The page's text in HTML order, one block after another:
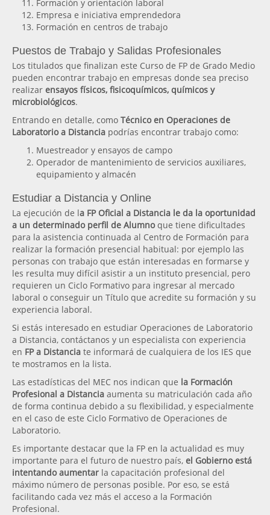
Formación y orientación laboral
Empresa e iniciativa emprendedora
Formación en centros de trabajo
Puestos de Trabajo y Salidas Profesionales
Los titulados que finalizan este Curso de FP de Grado Medio
pueden encontrar trabajo en empresas donde sea preciso
realizar ensayos físicos, fisicoquímicos, químicos y
microbiológicos.
Entrando en detalle, como Técnico en Operaciones de
Laboratorio a Distancia podrías encontrar trabajo como:
Muestreador y ensayos de campo
Operador de mantenimiento de servicios auxiliares,
equipamiento y almacén
Estudiar a Distancia y Online
La ejecución de la FP Oficial a Distancia le da la oportunidad
a un determinado perfil de Alumnoque tiene dificultades
para la asistencia continuada al Centro de Formación para
realizar la formación presencial habitual: por ejemplo las
personas con trabajo que están interesadas en formarse y
les resulta muy difícil asistir a un instituto presencial, pero
requieren un Ciclo Formativo para ingresar al mercado
laboral o conseguir un Título que acredite su formación y su
experiencia laboral.
Si estás interesado en estudiar Operaciones de Laboratorio
a Distancia, contáctanos y un especialista con experiencia
en FP a Distancia te informará de cualquiera de los IES que
te mostramos en la lista.
Las estadísticas del MEC nos indican que la Formación
Profesional a Distancia aumenta su matriculación cada año
de forma continua debido a su flexibilidad, y especialmente
en el caso de este Ciclo Formativo de Operaciones de
Laboratorio.
Es importante destacar que la FP en la actualidad es muy
importante para el futuro de nuestro país, el Gobierno está
intentando aumentar la capacitación profesional del
máximo número de personas posible. Por eso, se está
facilitando cada vez más el acceso a la Formación
Profesional.